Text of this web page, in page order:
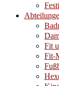
Fit
Fit-